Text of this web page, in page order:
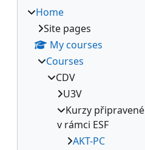
Home
Site pages
My courses
Courses
CDV
U3V
Kurzy připravené
v rámci ESF
AKT-PC